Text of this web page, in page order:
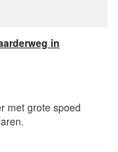
in
met grote spoed